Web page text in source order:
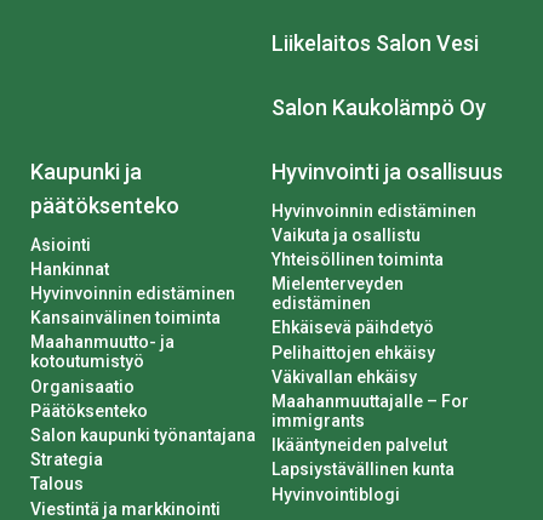
Liikelaitos Salon Vesi
Salon Kaukolämpö Oy
Kaupunki ja
päätöksenteko
Asiointi
Hankinnat
Hyvinvoinnin edistäminen
Kansainvälinen toiminta
Maahanmuutto- ja
kotoutumistyö
Organisaatio
Päätöksenteko
Salon kaupunki työnantajana
Strategia
Talous
Viestintä ja markkinointi
Hyvinvointi ja osallisuus
Hyvinvoinnin edistäminen
Vaikuta ja osallistu
Yhteisöllinen toiminta
Mielenterveyden
edistäminen
Ehkäisevä päihdetyö
Pelihaittojen ehkäisy
Väkivallan ehkäisy
Maahanmuuttajalle – For
immigrants
Ikääntyneiden palvelut
Lapsiystävällinen kunta
Hyvinvointiblogi